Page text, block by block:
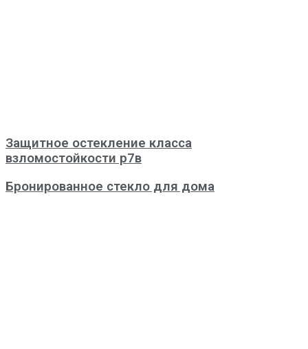
Защитное остекление класса
взломостойкости р7в
Бронированное стекло для дома